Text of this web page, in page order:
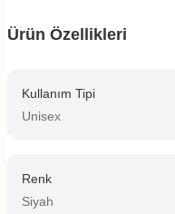
Ürün Özellikleri
Kullanım Tipi
Unisex
Renk
Siyah